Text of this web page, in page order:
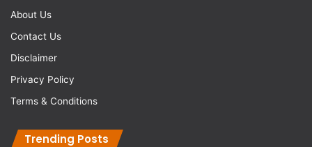
About Us
Contact Us
Disclaimer
Privacy Policy
Terms & Conditions
Trending Posts